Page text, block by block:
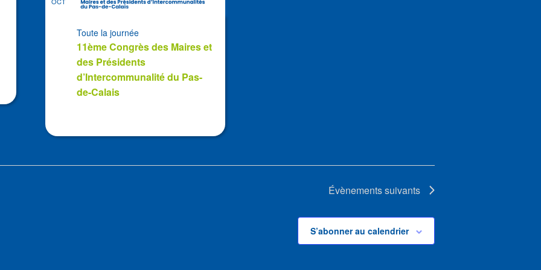
11ème Congrès des Maires et
des Présidents
d’Intercommunalité du Pas-
de-Calais
Toute la journée
Évènementssuivants
S’abonner au calendrier